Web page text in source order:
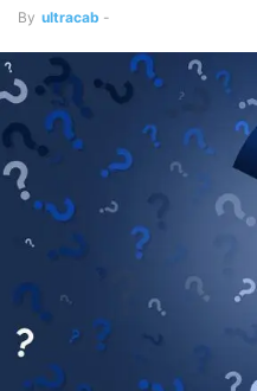
By ultracab -